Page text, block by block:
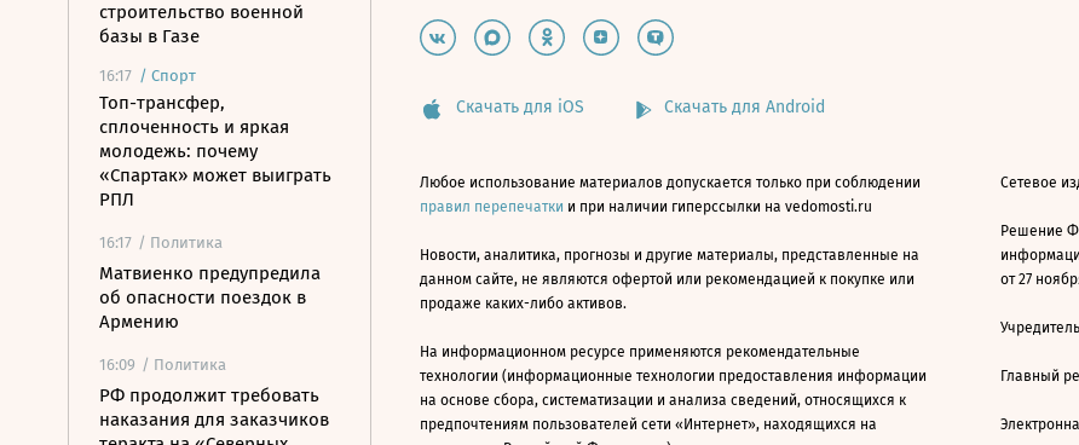
строительство военной
базы в Газе
16:17 / Спорт
Топ-трансфер,
сплоченность и яркая
молодежь: почему
«Спартак» может выиграть
РПЛ
16:17 / Политика
Матвиенко предупредила
об опасности поездок в
Армению
16:09 / Политика
РФ продолжит требовать
наказания для заказчиков
Скачать для iOS Скачать для Android
Любое использование материалов допускается только при соблюдении
правил перепечатки и при наличии гиперссылки на vedomosti.ru
Новости, аналитика, прогнозы и другие материалы, представленные на
данном сайте, не являются офертой или рекомендацией к покупке или
продаже каких-либо активов.
На информационном ресурсе применяются рекомендательные
технологии (информационные технологии предоставления информации
на основе сбора, систематизации и анализа сведений, относящихся к
предпочтениям пользователей сети «Интернет», находящихся на
Сетевое
Решение
от 27
Главный